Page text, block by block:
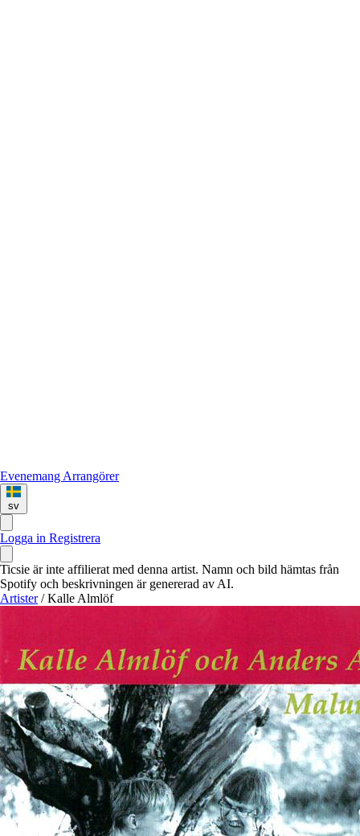
Evenemang Arrangörer
sv
Logga in Registrera
Ticsie är inte affilierat med denna artist. Namn och bild hämtas från
Spotify och beskrivningen är genererad av AI.
Artister / Kalle Almlöf